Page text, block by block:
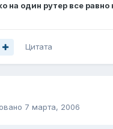
на один рутер все
Цитата
7 марта, 2006